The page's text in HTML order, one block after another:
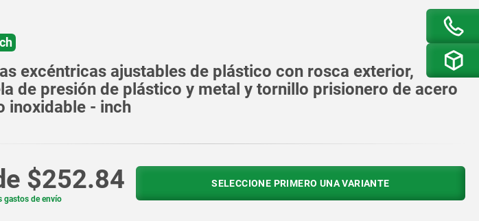
excéntricas ajustables de plástico con rosca exterior,
de presión de plástico y metal y tornillo prisionero de acero
inoxidable - inch
$252.84
gastos de envío
SELECCIONE PRIMERO UNA VARIANTE